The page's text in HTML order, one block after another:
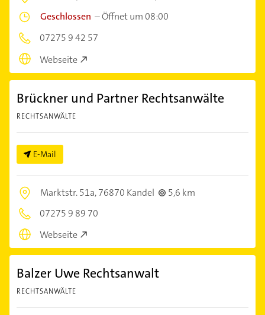
Geschlossen –Öffnet um 08:00
07275 9 42 57
Webseite
Brückner und Partner Rechtsanwälte
RECHTSANWÄLTE
E-Mail
Marktstr. 51a,76870 Kandel
5,6 km
07275 9 89 70
Webseite
Balzer Uwe Rechtsanwalt
RECHTSANWÄLTE